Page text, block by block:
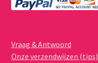
Vraag & Antwoord
Onze verzendwijzen (tips)